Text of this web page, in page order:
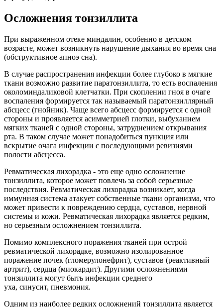
Осложнения тонзиллита
При выраженном отеке миндалин, особенно в детском
возрасте, может возникнуть нарушение дыхания во время сна
(обструктивное апноэ сна).
В случае распространения инфекции более глубоко в мягкие
ткани возможно развитие паратонзиллита, то есть воспаления
околоминдаликовой клетчатки. При скоплении гноя в очаге
воспаления формируется так называемый паратонзиллярный
абсцесс (гнойник). Чаще всего абсцесс формируется с одной
стороны и проявляется асимметрией глотки, выбуханием
мягких тканей с одной стороны, затруднением открывания
рта. В таком случае может понадобиться пункция или
вскрытие очага инфекции с последующими ревизиями
полости абсцесса.
Ревматическая лихорадка - это еще одно осложнение
тонзиллита, которое может повлечь за собой серьезные
последствия. Ревматическая лихорадка возникает, когда
иммунная система атакует собственные ткани организма, что
может привести к повреждению сердца, суставов, нервной
системы и кожи. Ревматическая лихорадка является редким,
но серьезным осложнением тонзиллита.
Помимо комплексного поражения тканей при острой
ревматической лихорадке, возможно изолированное
поражение почек (гломерулонефрит), суставов (реактивный
артрит), сердца (миокардит). Другими осложнениями
тонзиллита могут быть инфекции среднего
уха, синусит, пневмония.
Одним из наиболее редких осложнений тонзиллита является